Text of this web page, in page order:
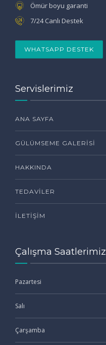
Ömür boyu garanti
7/24 Canlı Destek
WHATSAPP DESTEK
Servislerimiz
ANA SAYFA
GÜLÜMSEME GALERISI
HAKKINDA
TEDAVILER
İLETIŞIM
Çalışma Saatlerimiz
Pazartesi
Salı
Çarşamba